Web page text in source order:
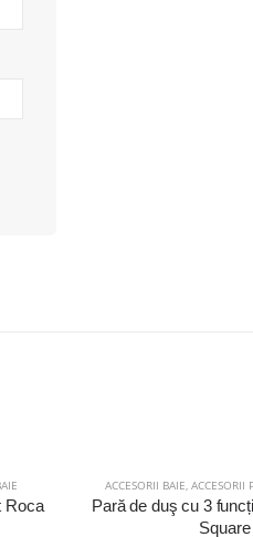
Roca
ACCESORII BAIE, ACCESORII
Pară de duş cu 3
Square